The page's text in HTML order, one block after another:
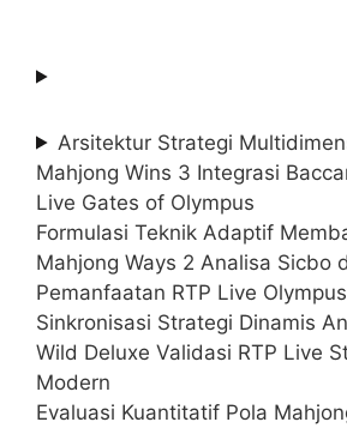
Arsitektur Strategi
Mahjong Wins 3 Integrasi
Live Gates of Olympus
Formulasi Teknik Adaptif
Mahjong Ways 2 Analisa Sicbo
Pemanfaatan RTP Live Olympus
Sinkronisasi Strategi Dinamis
Wild Deluxe Validasi RTP Live
Modern
Evaluasi Kuantitatif Pola